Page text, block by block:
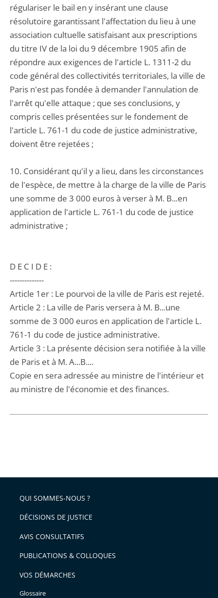
régulariser le bail en y insérant une clause
résolutoire garantissant l'affectation du lieu à une
association cultuelle satisfaisant aux prescriptions
du titre IV de la loi du 9 décembre 1905 afin de
répondre aux exigences de l'article L. 1311-2 du
code général des collectivités territoriales, la ville de
Paris n'est pas fondée à demander l'annulation de
l'arrêt qu'elle attaque ; que ses conclusions, y
compris celles présentées sur le fondement de
l'article L. 761-1 du code de justice administrative,
doivent être rejetées ;
10. Considérant qu'il y a lieu, dans les circonstances
de l'espèce, de mettre à la charge de la ville de Paris
une somme de 3 000 euros à verser à M. B...en
application de l'article L. 761-1 du code de justice
administrative ;
D E C I D E :
--------------
Article 1er : Le pourvoi de la ville de Paris est rejeté.
Article 2 : La ville de Paris versera à M. B...une
somme de 3 000 euros en application de l'article L.
761-1 du code de justice administrative.
Article 3 : La présente décision sera notifiée à la ville
de Paris et à M. A...B....
Copie en sera adressée au ministre de l'intérieur et
au ministre de l'économie et des finances.
QUI SOMMES-NOUS ?
DÉCISIONS DE JUSTICE
AVIS CONSULTATIFS
PUBLICATIONS & COLLOQUES
VOS DÉMARCHES
Glossaire